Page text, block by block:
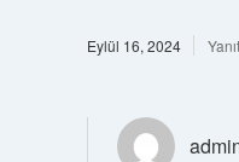
Eylül 16, 2024